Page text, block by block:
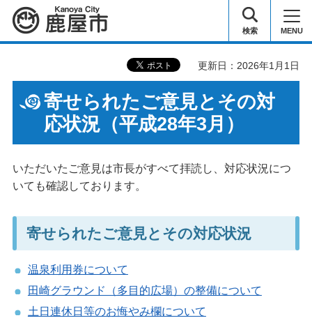
鹿屋市 検索 MENU
更新日：2026年1月1日
寄せられたご意見とその対
応状況（平成28年3月）
いただいたご意見は市長がすべて拝読し、対応状況につ
いても確認しております。
寄せられたご意見とその対応状況
温泉利用券について
田崎グラウンド（多目的広場）の整備について
土日連休日等のお悔やみ欄について